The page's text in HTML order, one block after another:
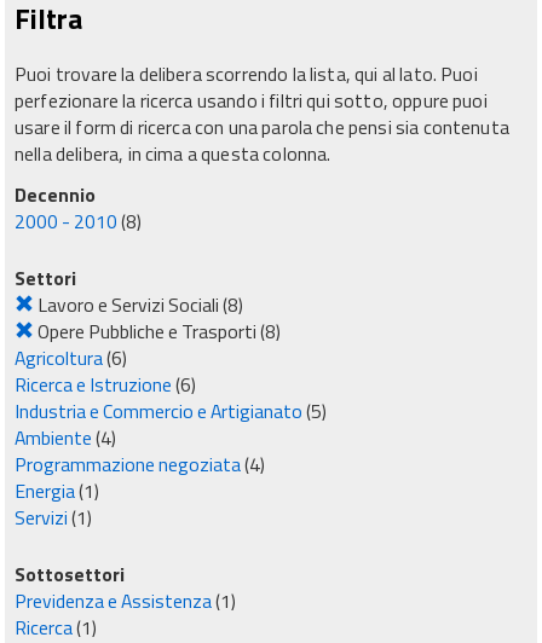
Filtra
Puoi trovare la delibera scorrendo la lista, qui al lato. Puoi
perfezionare la ricerca usando i filtri qui sotto, oppure puoi
usare il form di ricerca con una parola che pensi sia contenuta
nella delibera, in cima a questa colonna.
Decennio
2000 - 2010(8)
Settori
Lavoro e Servizi Sociali(8)
Opere Pubbliche e Trasporti(8)
Agricoltura(6)
Ricerca e Istruzione(6)
Industria e Commercio e Artigianato(5)
Ambiente(4)
Programmazione negoziata(4)
Energia(1)
Servizi(1)
Sottosettori
Previdenza e Assistenza(1)
Ricerca(1)